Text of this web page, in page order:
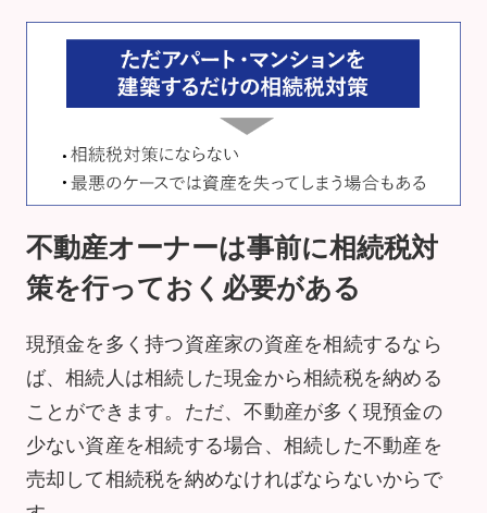
不動産オーナーは事前に相続税対
策を行っておく必要がある
現預金を多く持つ資産家の資産を相続するなら
ば、相続人は相続した現金から相続税を納める
ことができます。ただ、不動産が多く現預金の
少ない資産を相続する場合、相続した不動産を
売却して相続税を納めなければならないからで